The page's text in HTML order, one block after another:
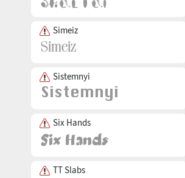
Simeiz
Sistemnyi
Six Hands
TT Slabs